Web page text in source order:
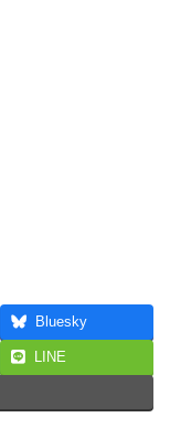
Bluesky
LINE